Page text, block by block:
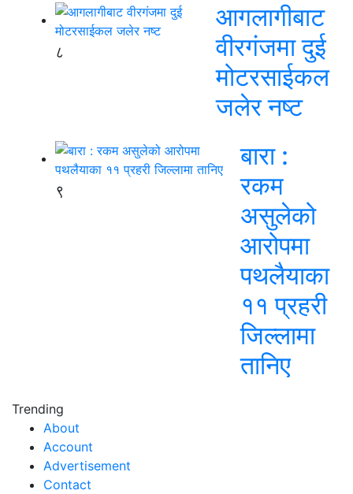
८
आगलागीबाट
वीरगंजमा दुई
मोटरसाईकल
जलेर नष्ट
९
बारा :
रकम
असुलेको
आरोपमा
पथलैयाका
११ प्रहरी
जिल्लामा
तानिए
Trending
About
Account
Advertisement
Contact